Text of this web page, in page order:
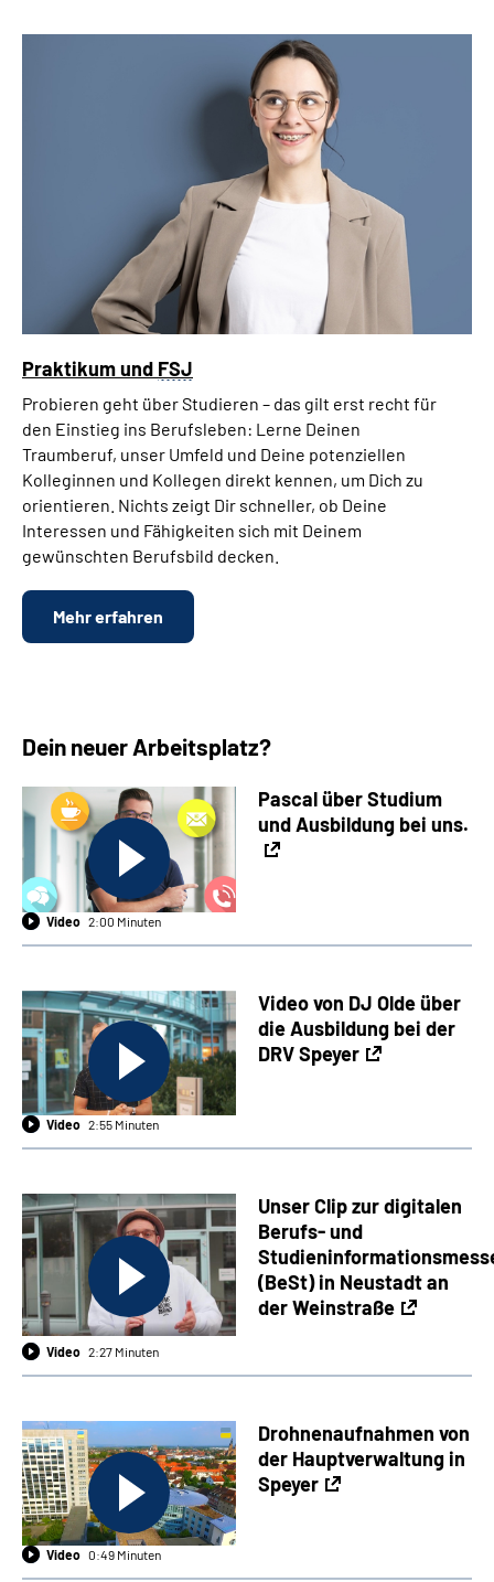
Praktikum und FSJ
Probieren geht über Studieren – das gilt erst recht für
den Einstieg ins Berufsleben: Lerne Deinen
Traumberuf, unser Umfeld und Deine potenziellen
Kolleginnen und Kollegen direkt kennen, um Dich zu
orientieren. Nichts zeigt Dir schneller, ob Deine
Interessen und Fähigkeiten sich mit Deinem
gewünschten Berufsbild decken.
Mehr erfahren
Dein neuer Arbeitsplatz?
Pascal über Studium
und Ausbildung bei uns.
Video 2:00 Minuten
Video von DJ Olde über
die Ausbildung bei der
DRV Speyer
Video 2:55 Minuten
Unser Clip zur digitalen
Berufs- und
(BeSt) in Neustadt an
der Weinstraße
Video 2:27 Minuten
Drohnenaufnahmen von
der Hauptverwaltung in
Speyer
Video 0:49 Minuten